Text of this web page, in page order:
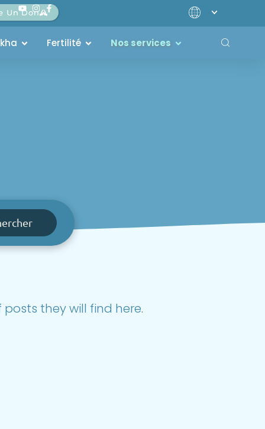
Un Don
Fertilité Nos services
they will find here.